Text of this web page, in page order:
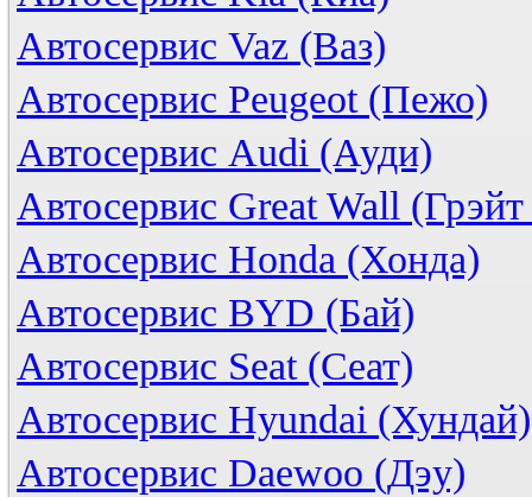
Автосервис Vaz (Ваз)
Автосервис Peugeot (Пежо)
Автосервис Audi (Ауди)
Автосервис Great Wall
Автосервис Honda (Хонда)
Автосервис BYD (Бай)
Автосервис Seat (Сеат)
Автосервис Hyundai (Хундай)
Автосервис Daewoo (Дэу)